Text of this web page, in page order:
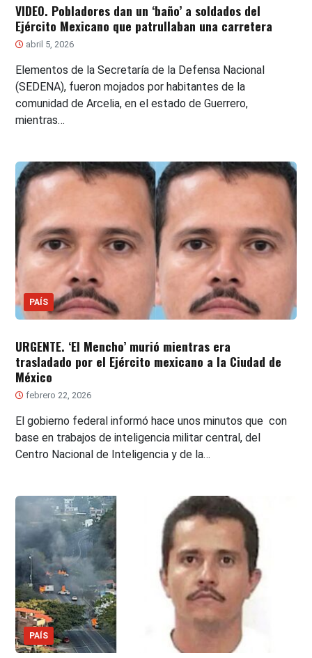
VIDEO. Pobladores dan un ‘baño’ a soldados del
Ejército Mexicano que patrullaban una carretera
abril 5, 2026
Elementos de la Secretaría de la Defensa Nacional
(SEDENA), fueron mojados por habitantes de la
comunidad de Arcelia, en el estado de Guerrero,
mientras…
PAÍS
URGENTE. ‘El Mencho’ murió mientras era
trasladado por el Ejército mexicano a la Ciudad de
México
febrero 22, 2026
El gobierno federal informó hace unos minutos que con
base en trabajos de inteligencia militar central, del
Centro Nacional de Inteligencia y de la…
PAÍS